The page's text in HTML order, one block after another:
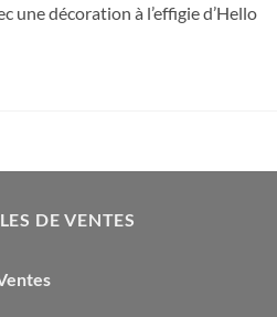
une décoration à l’effigie d’Hello
DE VENTES